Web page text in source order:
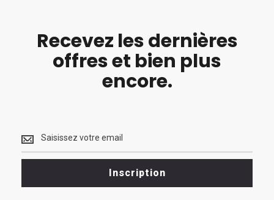
Recevez les dernières
offres et bien plus
encore.
les
dernières
<br>
Inscription